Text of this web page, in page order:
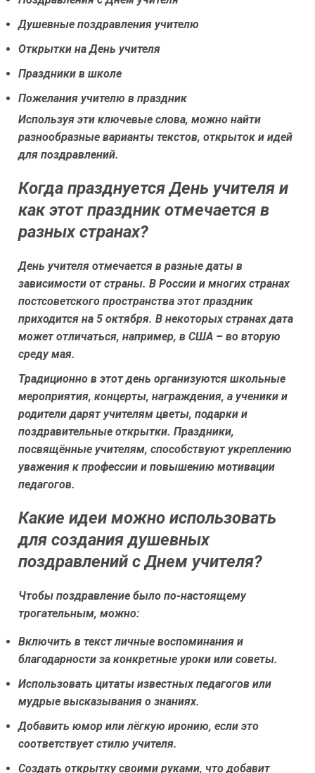
Душевные поздравления учителю
Открытки на День учителя
Праздники в школе
Пожелания учителю в праздник
Используя эти ключевые слова, можно найти
разнообразные варианты текстов, открыток и идей
для поздравлений.
Когда празднуется День учителя и
как этот праздник отмечается в
разных странах?
День учителя отмечается в разные даты в
зависимости от страны. В России и многих странах
постсоветского пространства этот праздник
приходится на 5 октября. В некоторых странах дата
может отличаться, например, в США – во вторую
среду мая.
Традиционно в этот день организуются школьные
мероприятия, концерты, награждения, а ученики и
родители дарят учителям цветы, подарки и
поздравительные открытки. Праздники,
посвящённые учителям, способствуют укреплению
уважения к профессии и повышению мотивации
педагогов.
Какие идеи можно использовать
для создания душевных
поздравлений с Днем учителя?
Чтобы поздравление было по-настоящему
трогательным, можно:
Включить в текст личные воспоминания и
благодарности за конкретные уроки или советы.
Использовать цитаты известных педагогов или
мудрые высказывания о знаниях.
Добавить юмор или лёгкую иронию, если это
соответствует стилю учителя.
Создать открытку своими руками, что добавит